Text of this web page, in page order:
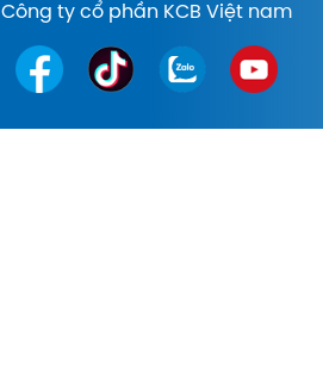
Công ty cổ phần KCB Việt nam